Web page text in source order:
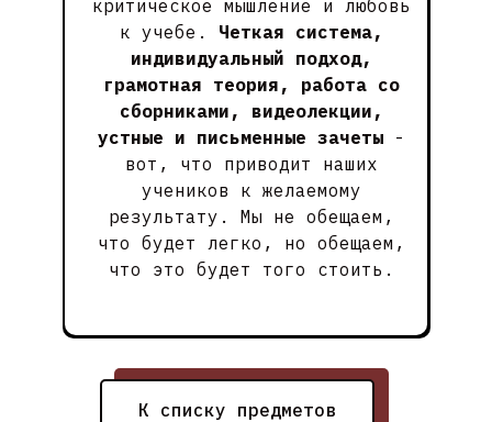
критическое мышление и любовь
к учебе. Четкая система,
индивидуальный подход,
грамотная теория, работа со
сборниками, видеолекции,
устные и письменные зачеты-
вот, что приводит наших
учеников к желаемому
результату. Мы не обещаем,
что будет легко, но обещаем,
что это будет того стоить.
К списку предметов